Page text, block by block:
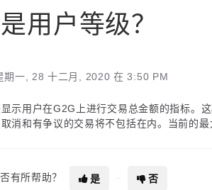
用户等级？
期一, 28 十二月, 2020 在 3:50 PM
示用户在G2G上进行交易总金额的指标。
消和有争议的交易将不包括在内。当前的最
有所帮助？ 是 否